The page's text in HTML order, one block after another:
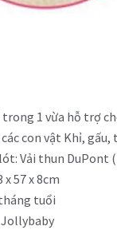
trong 1 vừa hỗ trợ
con vật Khỉ, gấu,
Vải thun DuPont
57 x 8cm
tuổi